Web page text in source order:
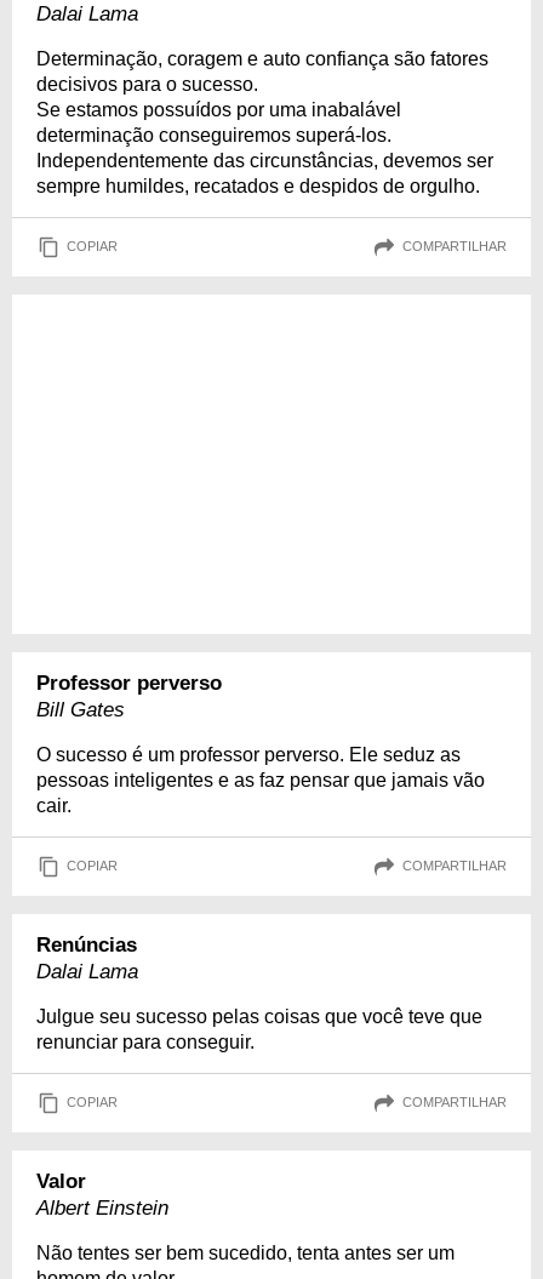
Dalai Lama
Determinação, coragem e auto confiança são fatores
decisivos para o sucesso.
Se estamos possuídos por uma inabalável
determinação conseguiremos superá-los.
Independentemente das circunstâncias, devemos ser
sempre humildes, recatados e despidos de orgulho.
COPIAR COMPARTILHAR
Professor perverso
Bill Gates
O sucesso é um professor perverso. Ele seduz as
pessoas inteligentes e as faz pensar que jamais vão
cair.
COPIAR COMPARTILHAR
Renúncias
Dalai Lama
Julgue seu sucesso pelas coisas que você teve que
renunciar para conseguir.
COPIAR COMPARTILHAR
Valor
Albert Einstein
Não tentes ser bem sucedido, tenta antes ser um